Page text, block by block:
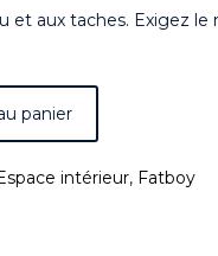
et aux taches. Exigez
panier
intérieur, Fatboy